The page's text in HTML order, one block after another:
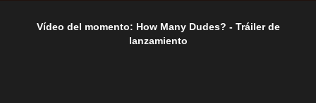
Vídeo del momento: How Many Dudes? - Tráiler de
lanzamiento